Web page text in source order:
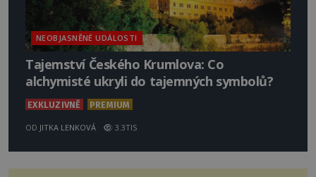
NEOBJASNĚNÉ UDÁLOSTI
Tajemství Českého Krumlova: Co
alchymisté ukryli do tajemných symbolů?
EXKLUZIVNĚ PREMIUM
OD JITKA LENKOVÁ 3.3TIS